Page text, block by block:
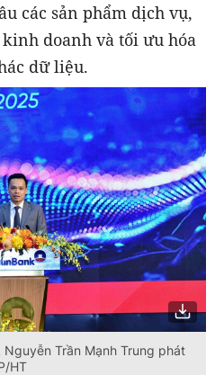
các sản phẩm dịch vụ,
doanh và tối ưu hóa
dữ liệu.
Trần Mạnh Trung phát
HT